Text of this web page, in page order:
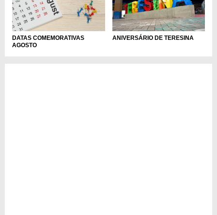
DATAS COMEMORATIVAS
AGOSTO
ANIVERSÁRIO DE TERESINA